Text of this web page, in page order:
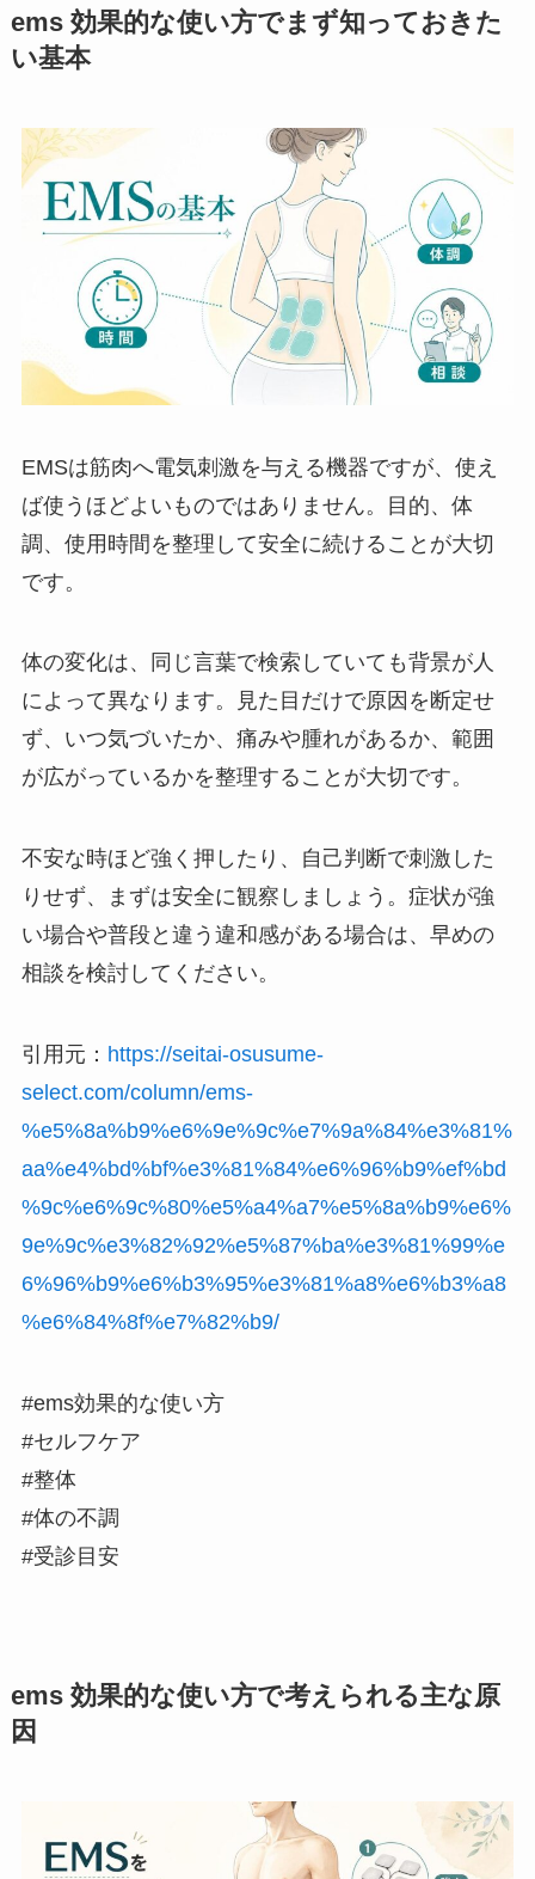
ems 効果的な使い方でまず知っておきた
い基本
EMSは筋肉へ電気刺激を与える機器ですが、使え
ば使うほどよいものではありません。目的、体
調、使用時間を整理して安全に続けることが大切
です。
体の変化は、同じ言葉で検索していても背景が人
によって異なります。見た目だけで原因を断定せ
ず、いつ気づいたか、痛みや腫れがあるか、範囲
が広がっているかを整理することが大切です。
不安な時ほど強く押したり、自己判断で刺激した
りせず、まずは安全に観察しましょう。症状が強
い場合や普段と違う違和感がある場合は、早めの
相談を検討してください。
引用元： https://seitai-osusume-
select.com/column/ems-
%e5%8a%b9%e6%9e%9c%e7%9a%84%e3%81%
aa%e4%bd%bf%e3%81%84%e6%96%b9%ef%bd
%9c%e6%9c%80%e5%a4%a7%e5%8a%b9%e6%
9e%9c%e3%82%92%e5%87%ba%e3%81%99%e
6%96%b9%e6%b3%95%e3%81%a8%e6%b3%a8
%e6%84%8f%e7%82%b9/
#ems効果的な使い方
#セルフケア
#整体
#体の不調
#受診目安
ems 効果的な使い方で考えられる主な原
因